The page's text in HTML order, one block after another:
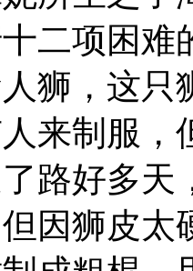
二项困难
狮，这只
来制服，
路好多天
因狮皮太